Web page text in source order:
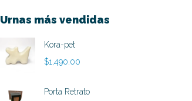
Urnas más vendidas
Kora-pet
$1,490.00
Porta Retrato